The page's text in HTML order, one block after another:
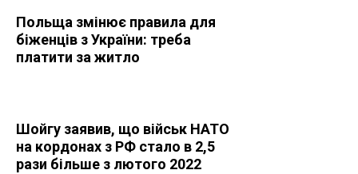
Польща змінює правила для
біженців з України: треба
платити за житло
Шойгу заявив, що військ НАТО
на кордонах з РФ стало в 2,5
рази більше з лютого 2022